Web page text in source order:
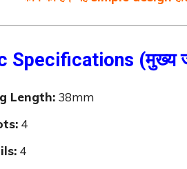
Specifications (मुख्य
Length: 38mm
4
4